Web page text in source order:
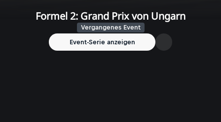
Formel 2: Grand Prix von Ungarn
Vergangenes Event
Event-Serie anzeigen